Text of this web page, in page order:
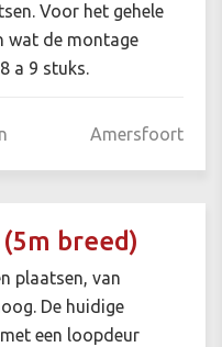
Voor het gehele
wat de montage
a 9 stuks.
Amersfoort
breed)
plaatsen, van
De huidige
een loopdeur